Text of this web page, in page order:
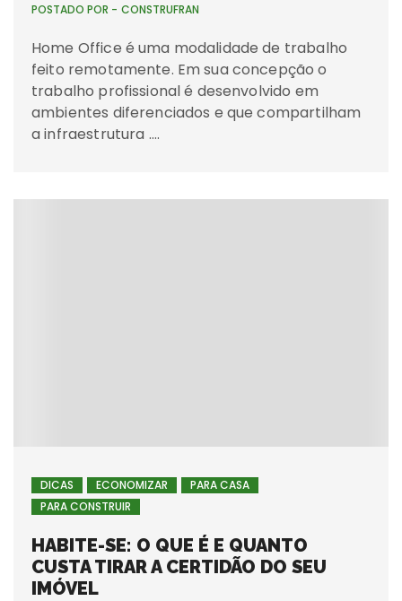
POSTADO POR - CONSTRUFRAN
Home Office é uma modalidade de trabalho
feito remotamente. Em sua concepção o
trabalho profissional é desenvolvido em
ambientes diferenciados e que compartilham
a infraestrutura ….
DICAS ECONOMIZAR
PARA CASA
PARA CONSTRUIR
HABITE-SE: O QUE É E QUANTO
CUSTA TIRAR A CERTIDÃO DO SEU
IMÓVEL